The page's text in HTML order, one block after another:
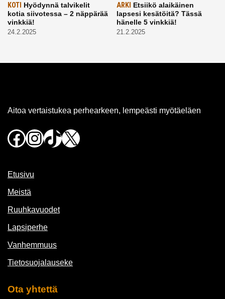
KOTI Hyödynnä talvikelit
kotia siivotessa – 2 näppärää
vinkkiä!
24.2.2025
ARKI Etsiikö alaikäinen
lapsesi kesätöitä? Tässä
hänelle 5 vinkkiä!
21.2.2025
Aitoa vertaistukea perhearkeen, lempeästi myötäeläen
Facebook
Instagram
TikTok
X
Etusivu
Meistä
Ruuhkavuodet
Lapsiperhe
Vanhemmuus
Tietosuojalauseke
Ota yhtettä